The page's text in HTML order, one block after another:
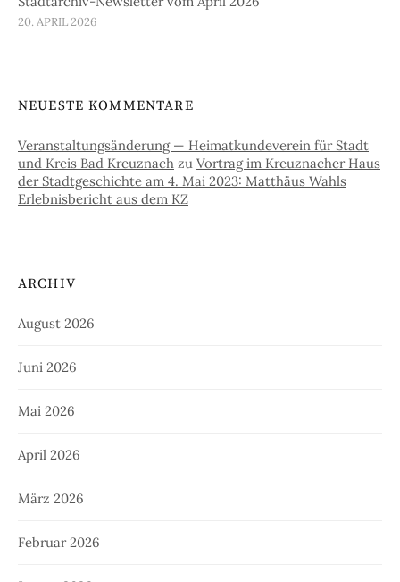
20. APRIL 2026
NEUESTE KOMMENTARE
Veranstaltungsänderung — Heimatkundeverein für Stadt
und Kreis Bad Kreuznach zu Vortrag im Kreuznacher Haus
der Stadtgeschichte am 4. Mai 2023: Matthäus Wahls
Erlebnisbericht aus dem KZ
ARCHIV
August 2026
Juni 2026
Mai 2026
April 2026
März 2026
Februar 2026